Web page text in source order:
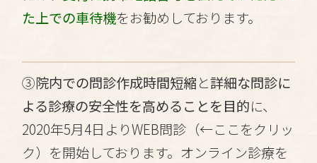
た上での車待機をお勧めしております。
③院内での問診作成時間短縮と詳細な問診に
よる診療の安全性を高めることを目的に、
2020年5月4日よりWEB問診（←ここをクリッ
ク） を開始しております。オンライン診療を